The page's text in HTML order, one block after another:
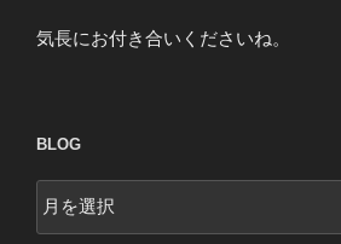
気長にお付き合いくださいね。
BLOG